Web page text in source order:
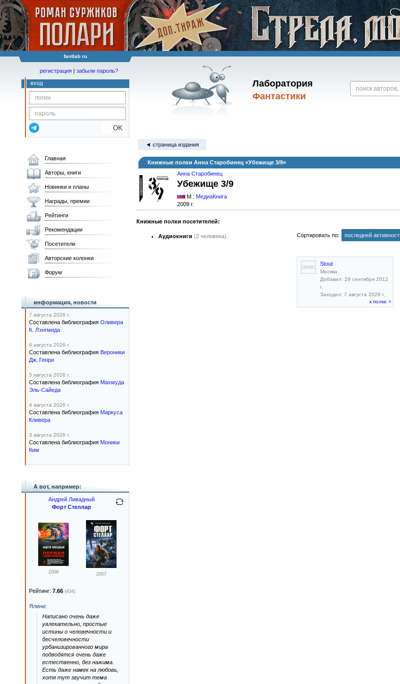
fantlab ru
Лаборатория
Фантастики
регистрация | забыли пароль?
вход
OK
◄ страница издания
Книжные полки Анна Старобинец «Убежище 3/9»
Анна Старобинец
Убежище 3/9
М.: МедиаКнига
2009 г.
Книжные полки посетителей:
Аудиокниги (2 человека) Сортировать по: последней
Stout
Москва
Добавил: 29 сентября 2012
г.
Заходил: 7 августа 2026 г.
к полке >
Главная
Авторы, книги
Новинки и планы
Награды, премии
Рейтинги
Рекомендации
Посетители
Авторские колонки
Форум
информация, новости
7 августа 2026 г.
Составлена библиография Оливера
К. Лэнгмида
6 августа 2026 г.
Составлена библиография Вероники
Дж. Генри
5 августа 2026 г.
Составлена библиография Махмуда
Эль-Сайеда
4 августа 2026 г.
Составлена библиография Маркуса
Кливера
3 августа 2026 г.
Составлена библиография Моники
Ким
А вот, например:
Андрей Ливадный
Форт Стеллар
2009 2007
Рейтинг: 7.66 (434)
Ялини:
Написано очень даже
увлекательно, простые
истины о человечности и
бесчеловечности
урбанизированного мира
подводятся очень даже
естественно, без нажима.
Есть даже намек на любовь,
хотя тут звучит тема